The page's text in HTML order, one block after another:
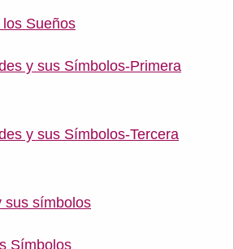
Sueños
y sus Símbolos-Primera
y sus Símbolos-Tercera
sus símbolos
Símbolos